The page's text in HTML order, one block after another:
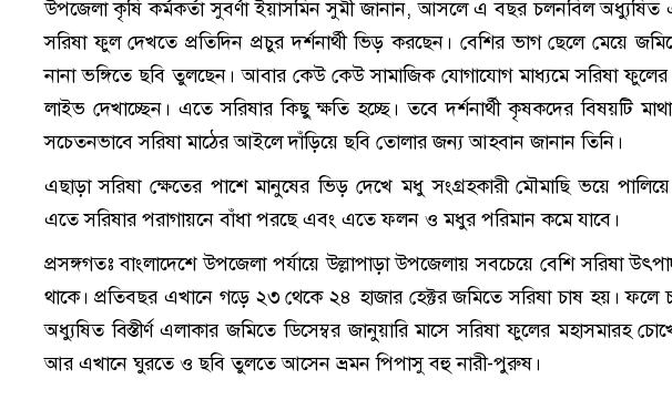
উপজেলা কৃষি কর্মকর্তা সুবর্ণা ইয়াসমিন সুমী জানান, আসলে এ বছর চলনবিল অধ্যুষিত
সরিষা ফুল দেখতে প্রতিদিন প্রচুর দর্শনার্থী ভিড় করছেন। বেশির ভাগ ছেলে মেয়ে
নানা ভঙ্গিতে ছবি তুলছেন। আবার কেউ কেউ সামাজিক যোগাযোগ মাধ্যমে সরিষা ফুলের
লাইভ দেখাচ্ছেন। এতে সরিষার কিছু ক্ষতি হচ্ছে। তবে দর্শনার্থী কৃষকদের বিষয়টি
সচেতনভাবে সরিষা মাঠের আইলে দাঁড়িয়ে ছবি তোলার জন্য আহবান জানান তিনি।
এছাড়া সরিষা ক্ষেতের পাশে মানুষের ভিড় দেখে মধু সংগ্রহকারী মৌমাছি ভয়ে পালিয়ে
এতে সরিষার পরাগায়নে বাঁধা পরছে এবং এতে ফলন ও মধুর পরিমান কমে যাবে।
প্রসঙ্গগতঃ বাংলাদেশে উপজেলা পর্যায়ে উল্লাপাড়া উপজেলায় সবচেয়ে বেশি সরিষা
থাকে। প্রতিবছর এখানে গড়ে ২৩ থেকে ২৪ হাজার হেক্টর জমিতে সরিষা চাষ হয়। ফলে
অধ্যুষিত বিস্তীর্ণ এলাকার জমিতে ডিসেম্বর জানুয়ারি মাসে সরিষা ফুলের মহাসমারহ
আর এখানে ঘুরতে ও ছবি তুলতে আসেন ভ্রমন পিপাসু বহু নারী-পুরুষ।